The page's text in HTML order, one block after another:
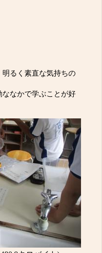
るく素直な気持ちの
なかで学ぶことが好